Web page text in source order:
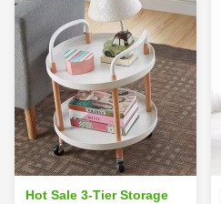
Hot Sale 3-Tier Storage